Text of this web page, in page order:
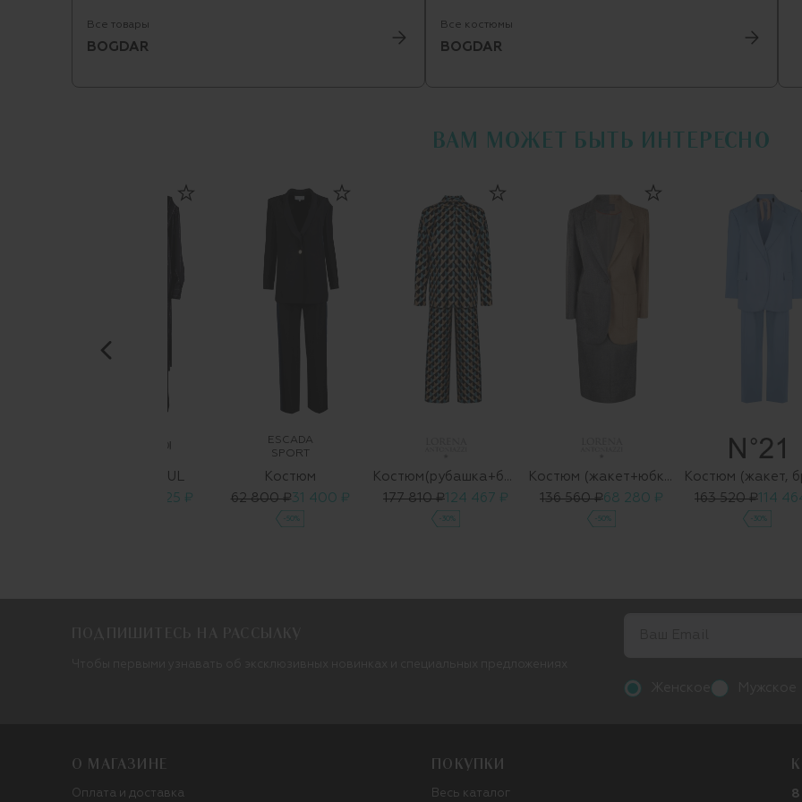
Все товары
BOGDAR
Все костюмы
BOGDAR
ВАМ МОЖЕТ БЫТЬ ИНТЕРЕСНО
DECIMO_RAUL
28 425 ₽
ESCADA
SPORT
Костюм
62 800 ₽31 400 ₽
-50%
177 810 ₽124 467 ₽
-30%
136 560 ₽68 280 ₽
-50%
163 520 ₽114
-30%
О МАГАЗИНЕ
Оплата и доставка
ПОКУПКИ
Весь каталог 8